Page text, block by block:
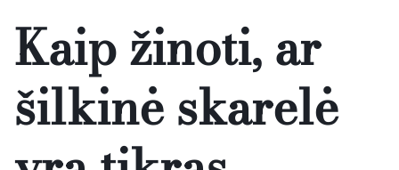
Kaip žinoti, ar
šilkinė skarelė